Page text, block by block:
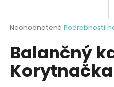
Priemerné
produktu
je
0,0
Neohodnotené Podrobnosti
Balančný
Korytnačka
j
ť
?